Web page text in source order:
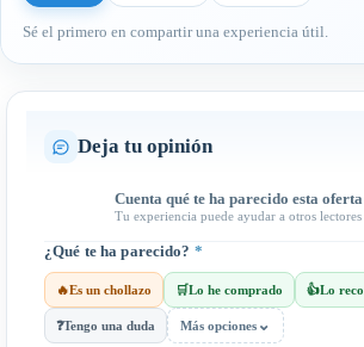
Sé el primero en compartir una experiencia útil.
Deja tu opinión
Cuenta qué te ha parecido esta
Tu experiencia puede ayudar a otros
¿Qué te ha parecido? *
🔥Es un chollazo 🛒Lo he comprado 👍Lo
❓Tengo una duda Más opciones ⌄